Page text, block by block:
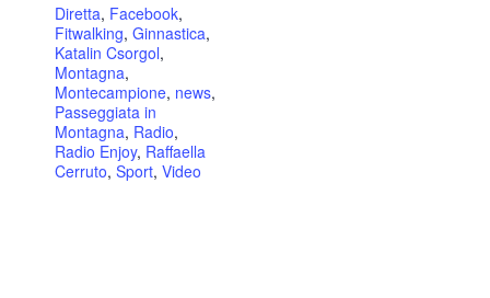
Diretta, Facebook,
Fitwalking, Ginnastica,
Katalin Csorgol,
Montagna,
Montecampione, news,
Passeggiata in
Montagna, Radio,
Radio Enjoy, Raffaella
Cerruto, Sport, Video